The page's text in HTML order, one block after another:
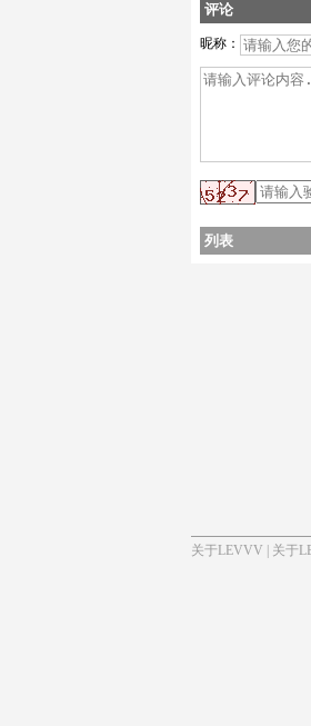
评论
昵称：
列表
关于LEVVV 关于